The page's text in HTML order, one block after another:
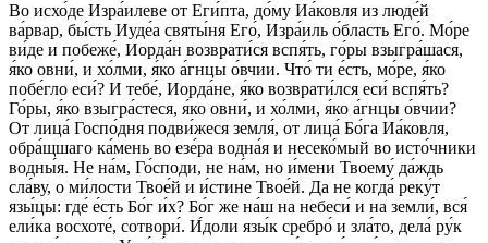
Во исхо́де Изра́илеве от Еги́пта, до́му Иа́ковля из люде́й
ва́рвар, бы́сть Иуде́а святы́ня Его́, Изра́иль о́бласть Его́. Мо́ре
ви́де и побеже́, Иорда́н возврати́ся вспя́ть, го́ры взыгра́шася,
я́ко овни́, и хо́лми, я́ко а́гнцы о́вчии. Что́ ти е́сть, мо́ре, я́ко
побе́гло еси́? И тебе́, Иорда́не, я́ко возврати́лся еси́ вспя́ть?
Го́ры, я́ко взыгра́стеся, я́ко овни́, и хо́лми, я́ко а́гнцы о́вчии?
От лица́ Госпо́дня подви́жеся земля́, от лица́ Бо́га Иа́ковля,
обра́щшаго ка́мень во езе́ра водна́я и несеко́мый во исто́чники
водны́я. Не на́м, Го́споди, не на́м, но и́мени Твоему́ да́ждь
сла́ву, о ми́лости Твое́й и и́стине Твое́й. Да не когда́ реку́т
язы́цы: где́ е́сть Бо́г и́х? Бо́г же на́ш на небеси́ и на земли́, вся́
ели́ка восхоте́, сотвори́. И́доли язы́к сребро́ и зла́то, дела́ ру́к